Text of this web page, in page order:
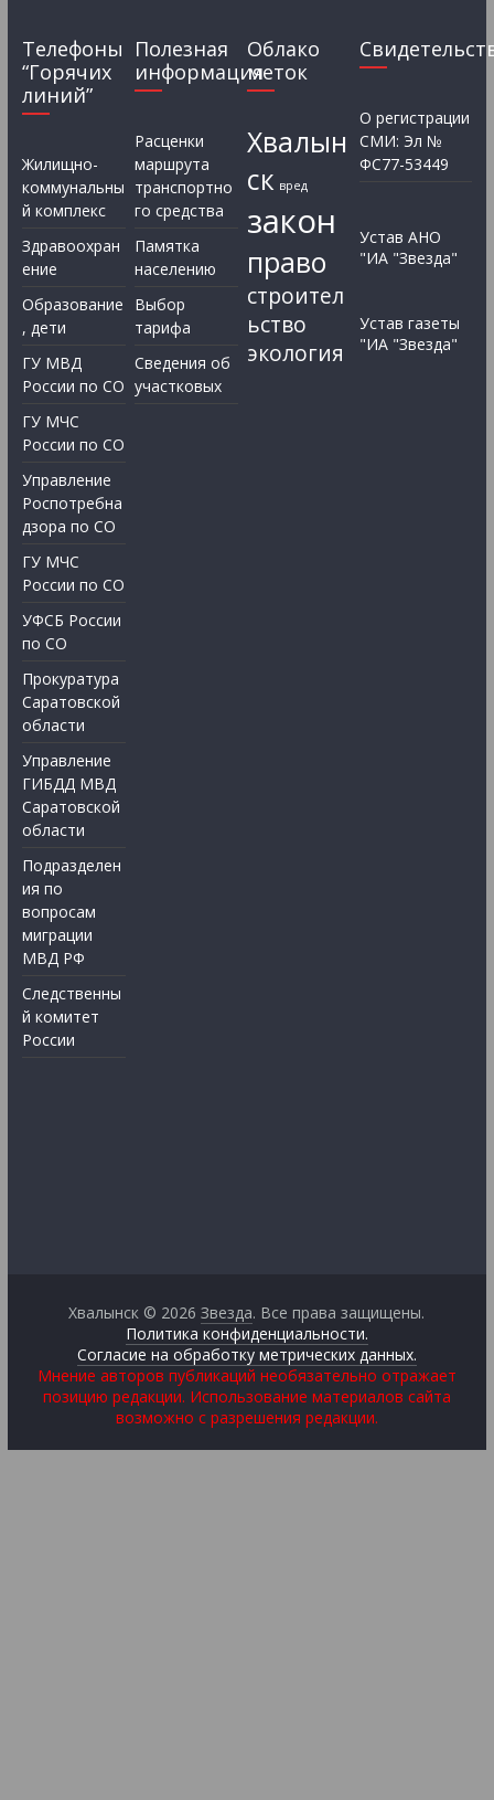
Телефоны
“Горячих
линий”
Жилищно-
коммунальны
й комплекс
Здравоохран
ение
Образование
, дети
ГУ МВД
России по СО
ГУ МЧС
России по СО
Управление
Роспотребна
дзора по СО
ГУ МЧС
России по СО
УФСБ России
по СО
Прокуратура
Саратовской
области
Управление
ГИБДД МВД
Саратовской
области
Подразделен
ия по
вопросам
миграции
МВД РФ
Следственны
й комитет
России
Полезная
информация
Расценки
маршрута
транспортно
го средства
Памятка
населению
Выбор
тарифа
Сведения об
участковых
Облако
меток
Хвалын
ск вред
закон
право
строител
ьство
экология
О регистрации
СМИ: Эл №
ФС77-53449
Устав АНО
"ИА "Звезда"
Устав газеты
"ИА "Звезда"
Хвалынск © 2026Звезда. Все права защищены.
Политика конфиденциальности.
Согласие на обработку метрических данных.
Мнение авторов публикаций необязательно отражает
позицию редакции. Использование материалов сайта
возможно с разрешения редакции.